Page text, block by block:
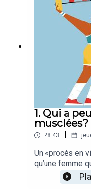
1. Qui a
musclées?
28:43
Un «procès en
qu’une femme
masculine.
est mieux